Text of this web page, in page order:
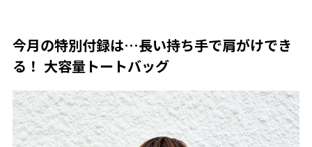
今月の特別付録は…長い持ち手で肩がけでき
る！ 大容量トートバッグ